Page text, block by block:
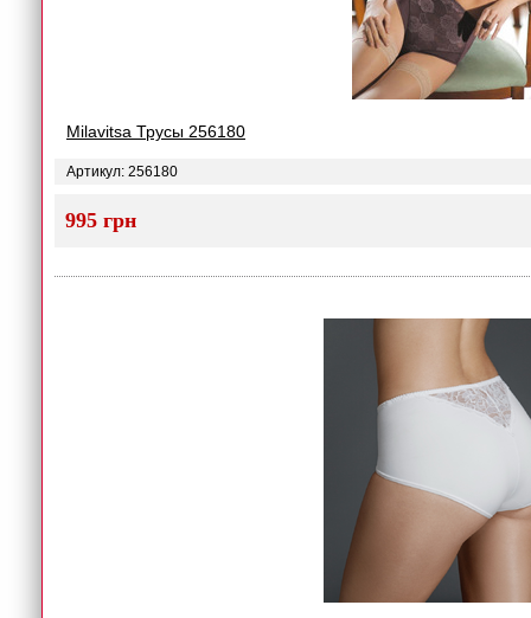
Milavitsa Трусы 256180
Артикул: 256180
995 грн